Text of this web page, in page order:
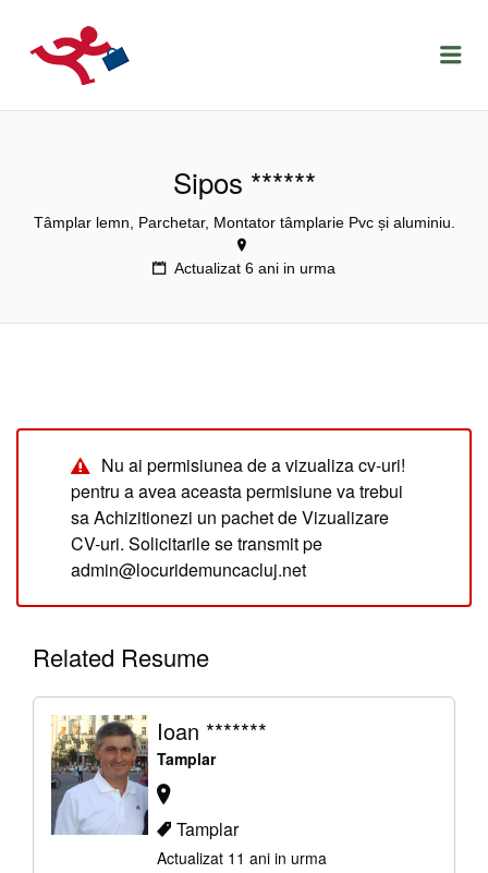
LOCURIDEMUNCACLUJ.NET
Sipos ******
Tâmplar lemn, Parchetar, Montator tâmplarie Pvc și aluminiu.
Actualizat 6 ani in urma
Nu ai permisiunea de a vizualiza cv-uri!
pentru a avea aceasta permisiune va trebui
sa Achizitionezi un pachet de Vizualizare
CV-uri. Solicitarile se transmit pe
admin@locuridemuncacluj.net
Related Resume
Ioan *******
Tamplar
Tamplar
Actualizat 11 ani in urma